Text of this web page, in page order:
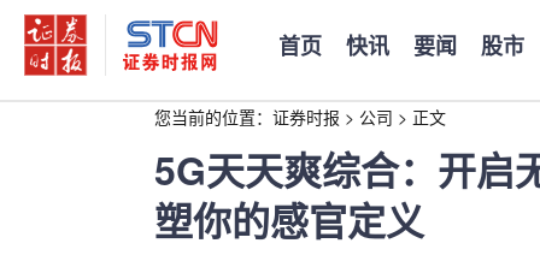
首页 快讯 要闻 股市
您当前的位置： 证券时报 > 公司 > 正文
5G天天爽综合：开启
塑你的感官定义